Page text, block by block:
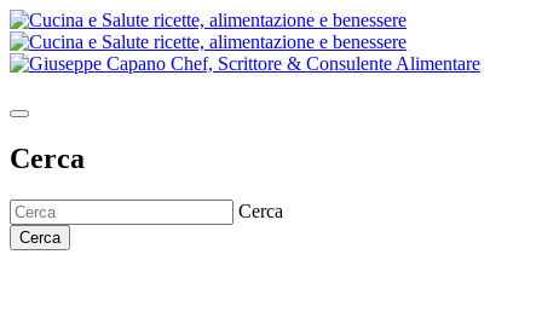
Cerca
Cerca
Cerca